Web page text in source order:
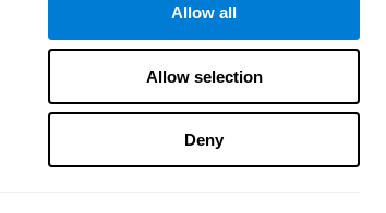
Allow all
Allow selection
Deny
Понимание прочитанного
Тест на IQ